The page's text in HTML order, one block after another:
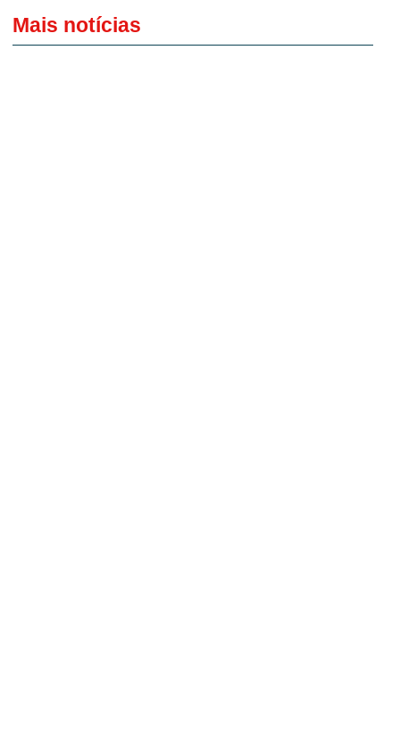
Mais notícias